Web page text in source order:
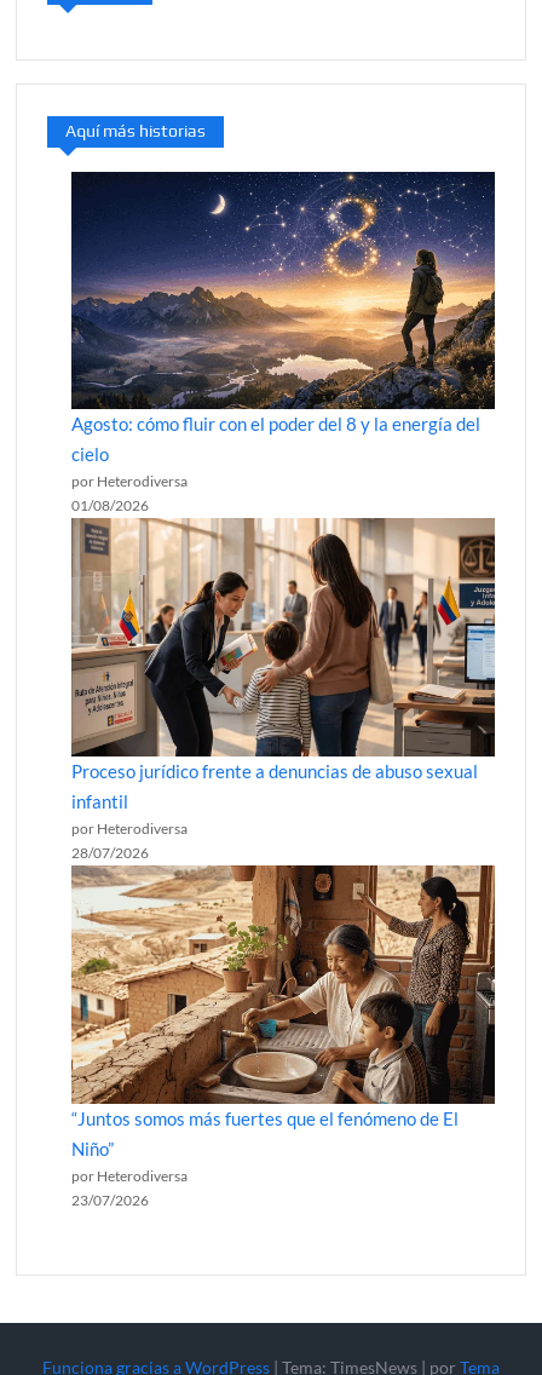
Aquí más historias
Agosto: cómo fluir con el poder del 8 y la energía del
cielo
por Heterodiversa
01/08/2026
Proceso jurídico frente a denuncias de abuso sexual
infantil
por Heterodiversa
28/07/2026
“Juntos somos más fuertes que el fenómeno de El
Niño”
por Heterodiversa
23/07/2026
Funciona gracias a WordPress | Tema: TimesNews | por Tema